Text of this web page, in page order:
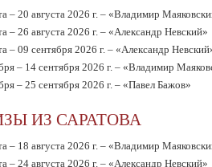
– 20 августа 2026 г. – «Владимир
– 26 августа 2026 г. – «Александр Невский»
– 09 сентября 2026 г. – «Александр
– 14 сентября 2026 г. – «Владимир
– 25 сентября 2026 г. – «Павел Бажов»
ИЗ САРАТОВА
– 18 августа 2026 г. – «Владимир
– 24 августа 2026 г. – «Александр Невский»